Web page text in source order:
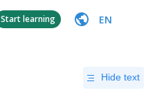
Start learning EN
Hide text